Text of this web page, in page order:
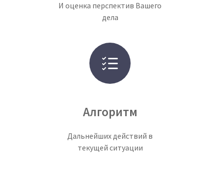
И оценка перспектив Вашего
дела
Алгоритм
Дальнейших действий в
текущей ситуации